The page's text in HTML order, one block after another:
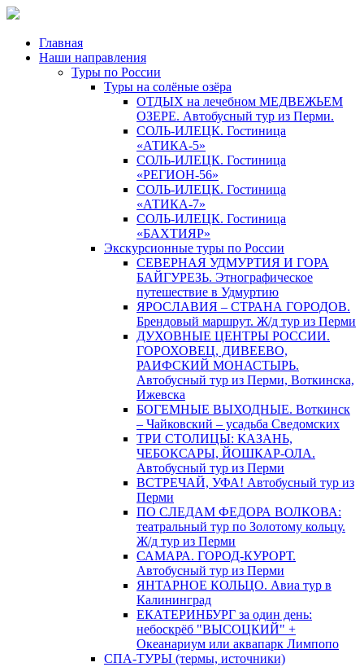
Главная
Наши направления
Туры по России
Туры на солёные озёра
ОТДЫХ на лечебном МЕДВЕЖЬЕМ
ОЗЕРЕ. Автобусный тур из Перми.
СОЛЬ-ИЛЕЦК. Гостиница
«АТИКА-5»
СОЛЬ-ИЛЕЦК. Гостиница
«РЕГИОН-56»
СОЛЬ-ИЛЕЦК. Гостиница
«АТИКА-7»
СОЛЬ-ИЛЕЦК. Гостиница
«БАХТИЯР»
Экскурсионные туры по России
СЕВЕРНАЯ УДМУРТИЯ И ГОРА
БАЙГУРЕЗЬ. Этнографическое
путешествие в Удмуртию
ЯРОСЛАВИЯ – СТРАНА ГОРОДОВ.
Брендовый маршрут. Ж/д тур из Перми
ДУХОВНЫЕ ЦЕНТРЫ РОССИИ.
ГОРОХОВЕЦ, ДИВЕЕВО,
РАИФСКИЙ МОНАСТЫРЬ.
Автобусный тур из Перми, Воткинска,
Ижевска
БОГЕМНЫЕ ВЫХОДНЫЕ. Воткинск
– Чайковский – усадьба Сведомских
ТРИ СТОЛИЦЫ: КАЗАНЬ,
ЧЕБОКСАРЫ, ЙОШКАР-ОЛА.
Автобусный тур из Перми
ВСТРЕЧАЙ, УФА! Автобусный тур из
Перми
ПО СЛЕДАМ ФЕДОРА ВОЛКОВА:
театральный тур по Золотому кольцу.
Ж/д тур из Перми
САМАРА. ГОРОД-КУРОРТ.
Автобусный тур из Перми
ЯНТАРНОЕ КОЛЬЦО. Авиа тур в
Калининград
ЕКАТЕРИНБУРГ за один день:
небоскрёб "ВЫСОЦКИЙ" +
Океанариум или аквапарк Лимпопо
СПА-ТУРЫ (термы, источники)